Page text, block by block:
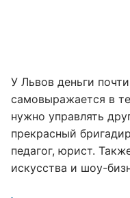
У Львов деньги
самовыражается в
нужно управлять
прекрасный
педагог, юрист.
искусства и шоу-